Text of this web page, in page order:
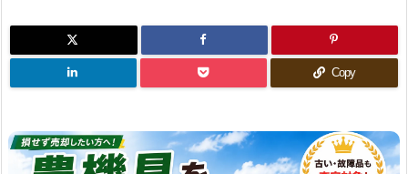
Copy